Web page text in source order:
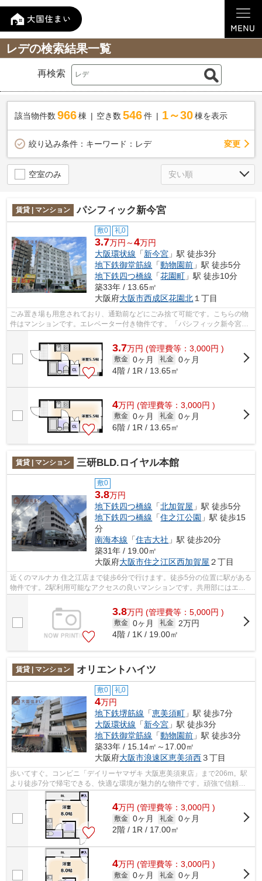
レデの検索結果一覧
再検索
該当物件数 966棟 空き数 546 件 1～30 棟を表示
絞り込み条件： キーワード：レデ 変更
空室のみ
賃貸 | マンション パシフィック新今宮
敷0 礼0
3.7万円～4万円
大阪環状線 「新今宮 」駅 徒歩3分
地下鉄御堂筋線 「動物園前 」駅 徒歩5分
地下鉄四つ橋線 「花園町 」駅 徒歩10分
築33年 / 13.65㎡
大阪府大阪市西成区花園北１丁目
ごみ置き場も用意されており、通勤前などにごみ捨て可能です。こちらの物
件はマンションです。エレベーター付き物件です。「パシフィック新今宮」
3.7万円 (管理費等：3,000円 )
敷金 0ヶ月 礼金 0ヶ月
4階 / 1R / 13.65㎡
4万円 (管理費等：3,000円 )
敷金 0ヶ月 礼金 0ヶ月
6階 / 1R / 13.65㎡
賃貸 | マンション 三研BLD.ロイヤル本館
敷0
3.8万円
地下鉄四つ橋線 「北加賀屋 」駅 徒歩5分
地下鉄四つ橋線 「住之江公園 」駅 徒歩15
分
南海本線 「住吉大社 」駅 徒歩20分
築31年 / 19.00㎡
大阪府大阪市住之江区西加賀屋 ２丁目
近くのマルナカ 住之江店まで徒歩6分で行けます。徒歩5分の位置に駅がある
物件です。2駅利用可能なアクセスの良いマンションです。共用部にはエレ
3.8万円 (管理費等：5,000円 )
敷金 0ヶ月 礼金
2万円
4階 / 1K / 19.00㎡
賃貸 | マンション オリエントハイツ
敷0 礼0
4万円
地下鉄堺筋線 「恵美須町 」駅 徒歩7分
大阪環状線 「新今宮 」駅 徒歩3分
地下鉄御堂筋線 「動物園前 」駅 徒歩3分
築33年 / 15.14㎡～17.00㎡
大阪府大阪市浪速区恵美須西３丁目
歩いてすぐ。コンビニ「デイリーヤマザキ 大阪恵美須東店」まで206m。駅
より徒歩7分で帰宅できる、快適な環境が魅力的な物件です。頑強で信頼性
の高い鉄骨造の物件です。機能性やデザ...
4万円 (管理費等：3,000円 )
敷金 0ヶ月 礼金 0ヶ月
2階 / 1R / 17.00㎡
4万円 (管理費等：3,000円 )
敷金 0ヶ月 礼金 0ヶ月